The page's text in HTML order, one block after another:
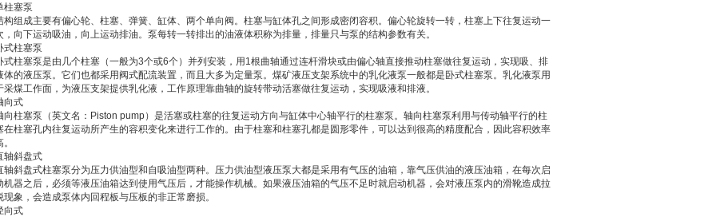
柱塞泵
构组成主要有偏心轮、柱塞、弹簧、缸体、两个单向阀。柱塞与缸体孔之间形成密闭容积。偏心轮旋转一转，柱塞上下往复运动一
，向下运动吸油，向上运动排油。泵每转一转排出的油液体积称为排量，排量只与泵的结构参数有关。
式柱塞泵
式柱塞泵是由几个柱塞（一般为3个或6个）并列安装，用1根曲轴通过连杆滑块或由偏心轴直接推动柱塞做往复运动，实现吸、排
体的液压泵。它们也都采用阀式配流装置，而且大多为定量泵。煤矿液压支架系统中的乳化液泵一般都是卧式柱塞泵。乳化液泵用
采煤工作面，为液压支架提供乳化液，工作原理靠曲轴的旋转带动活塞做往复运动，实现吸液和排液。
向式
向柱塞泵（英文名：Piston pump）是活塞或柱塞的往复运动方向与缸体中心轴平行的柱塞泵。轴向柱塞泵利用与传动轴平行的柱
在柱塞孔内往复运动所产生的容积变化来进行工作的。由于柱塞和柱塞孔都是圆形零件，可以达到很高的精度配合，因此容积效率
轴斜盘式
轴斜盘式柱塞泵分为压力供油型和自吸油型两种。压力供油型液压泵大都是采用有气压的油箱，靠气压供油的液压油箱，在每次启
机器之后，必须等液压油箱达到使用气压后，才能操作机械。如果液压油箱的气压不足时就启动机器，会对液压泵内的滑靴造成拉
现象，会造成泵体内回程板与压板的非正常磨损。
向式